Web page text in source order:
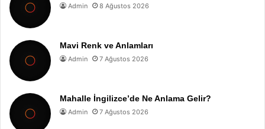
Admin 8 Ağustos 2026
Mavi Renk ve Anlamları
Admin 7 Ağustos 2026
Mahalle İngilizce’de Ne Anlama Gelir?
Admin 7 Ağustos 2026